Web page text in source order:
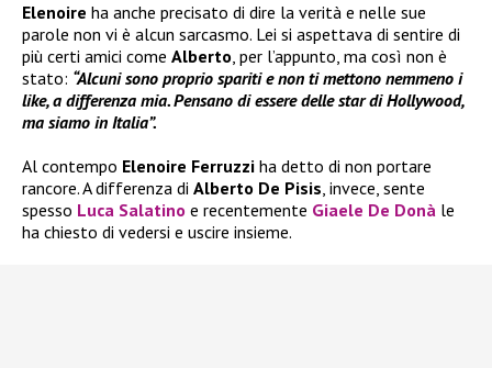
Elenoire ha anche precisato di dire la verità e nelle sue
parole non vi è alcun sarcasmo. Lei si aspettava di sentire di
più certi amici come Alberto, per l’appunto, ma così non è
stato: “Alcuni sono proprio spariti e non ti mettono nemmeno i
like, a differenza mia. Pensano di essere delle star di Hollywood,
ma siamo in Italia”.
Al contempo Elenoire Ferruzzi ha detto di non portare
rancore. A differenza di Alberto De Pisis, invece, sente
spesso Luca Salatino e recentemente Giaele De Donà le
ha chiesto di vedersi e uscire insieme.